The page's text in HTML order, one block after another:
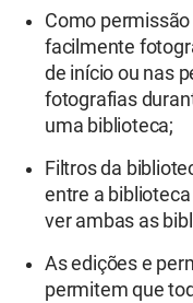
Como
facilmente
de início ou nas
fotografias
uma biblioteca;
Filtros da
entre a
ver ambas as
As edições e
permitem que